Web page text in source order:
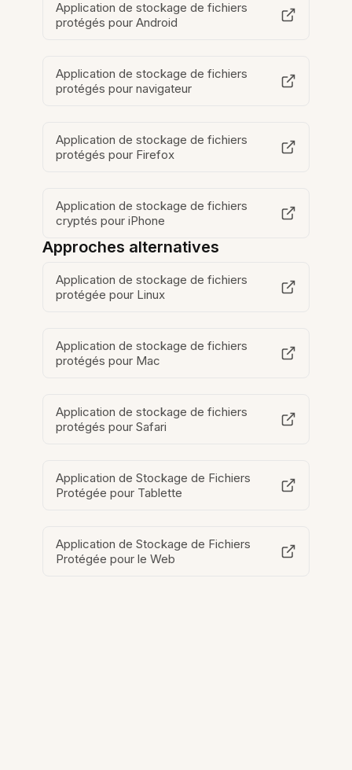
Application de stockage de fichiers
protégés pour Android
Application de stockage de fichiers
protégés pour navigateur
Application de stockage de fichiers
protégés pour Firefox
Application de stockage de fichiers
cryptés pour iPhone
Approches alternatives
Application de stockage de fichiers
protégée pour Linux
Application de stockage de fichiers
protégés pour Mac
Application de stockage de fichiers
protégés pour Safari
Application de Stockage de Fichiers
Protégée pour Tablette
Application de Stockage de Fichiers
Protégée pour le Web